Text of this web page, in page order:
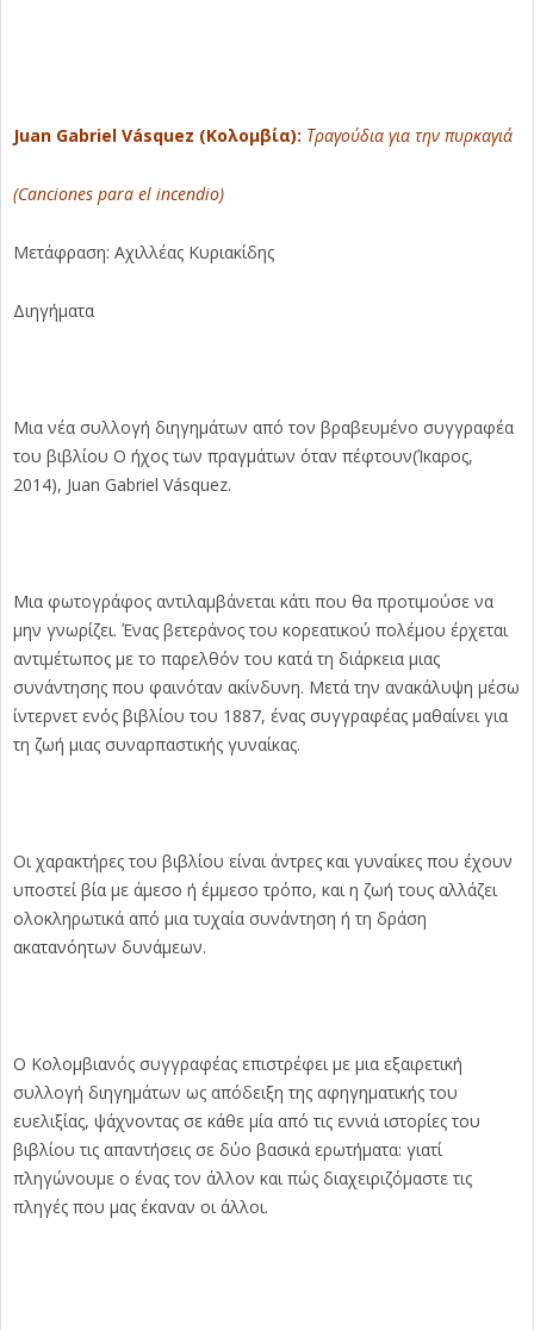
Juan Gabriel Vásquez (Κολομβία): Τραγούδια για την πυρκαγιά
(Canciones para el incendio)
Μετάφραση: Αχιλλέας Κυριακίδης
Διηγήματα
Μια νέα συλλογή διηγημάτων από τον βραβευμένο συγγραφέα
του βιβλίου Ο ήχος των πραγμάτων όταν πέφτουν(Ίκαρος,
2014), Juan Gabriel Vásquez.
Μια φωτογράφος αντιλαμβάνεται κάτι που θα προτιμούσε να
μην γνωρίζει. Ένας βετεράνος του κορεατικού πολέμου έρχεται
αντιμέτωπος με το παρελθόν του κατά τη διάρκεια μιας
συνάντησης που φαινόταν ακίνδυνη. Μετά την ανακάλυψη μέσω
ίντερνετ ενός βιβλίου του 1887, ένας συγγραφέας μαθαίνει για
τη ζωή μιας συναρπαστικής γυναίκας.
Οι χαρακτήρες του βιβλίου είναι άντρες και γυναίκες που έχουν
υποστεί βία με άμεσο ή έμμεσο τρόπο, και η ζωή τους αλλάζει
ολοκληρωτικά από μια τυχαία συνάντηση ή τη δράση
ακατανόητων δυνάμεων.
Ο Κολομβιανός συγγραφέας επιστρέφει με μια εξαιρετική
συλλογή διηγημάτων ως απόδειξη της αφηγηματικής του
ευελιξίας, ψάχνοντας σε κάθε μία από τις εννιά ιστορίες του
βιβλίου τις απαντήσεις σε δύο βασικά ερωτήματα: γιατί
πληγώνουμε ο ένας τον άλλον και πώς διαχειριζόμαστε τις
πληγές που μας έκαναν οι άλλοι.